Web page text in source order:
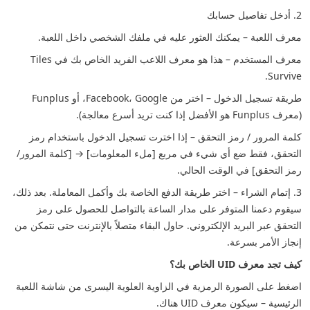
2. أدخل تفاصيل حسابك
معرف اللعبة – يمكنك العثور عليه في ملفك الشخصي داخل اللعبة.
معرف المستخدم – هذا هو معرف اللاعب الفريد الخاص بك في Tiles
Survive.
طريقة تسجيل الدخول – اختر من Facebook، Google، أو Funplus
(معرف Funplus هو الأفضل إذا كنت تريد أسرع معالجة).
كلمة المرور / رمز التحقق – إذا اخترت تسجيل الدخول باستخدام رمز
التحقق، فقط ضع أي شيء في مربع [ملء المعلومات] → [كلمة المرور/
رمز التحقق] في الوقت الحالي.
3. إتمام الشراء – اختر طريقة الدفع الخاصة بك وأكمل المعاملة. بعد ذلك،
سيقوم دعمنا المتوفر على مدار الساعة بالتواصل للحصول على رمز
التحقق عبر البريد الإلكتروني. حاول البقاء متصلاً بالإنترنت حتى نتمكن من
إنجاز الأمر بسرعة.
كيف تجد معرف UID الخاص بك؟
اضغط على الصورة الرمزية في الزاوية العلوية اليسرى من شاشة اللعبة
الرئيسية – سيكون معرف UID هناك.